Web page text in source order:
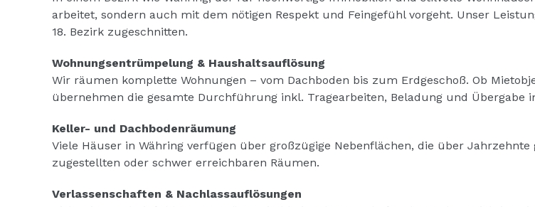
arbeitet, sondern auch mit dem nötigen Respekt und Feingefühl vorgeht. Unser
18. Bezirk zugeschnitten.
Wohnungsentrümpelung & Haushaltsauflösung
Wir räumen komplette Wohnungen – vom Dachboden bis zum Erdgeschoß. Ob
übernehmen die gesamte Durchführung inkl. Tragearbeiten, Beladung und Übergabe
Keller- und Dachbodenräumung
Viele Häuser in Währing verfügen über großzügige Nebenflächen, die über
zugestellten oder schwer erreichbaren Räumen.
Verlassenschaften & Nachlassauflösungen